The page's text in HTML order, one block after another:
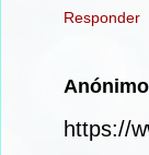
Responder
Anónimo
https://